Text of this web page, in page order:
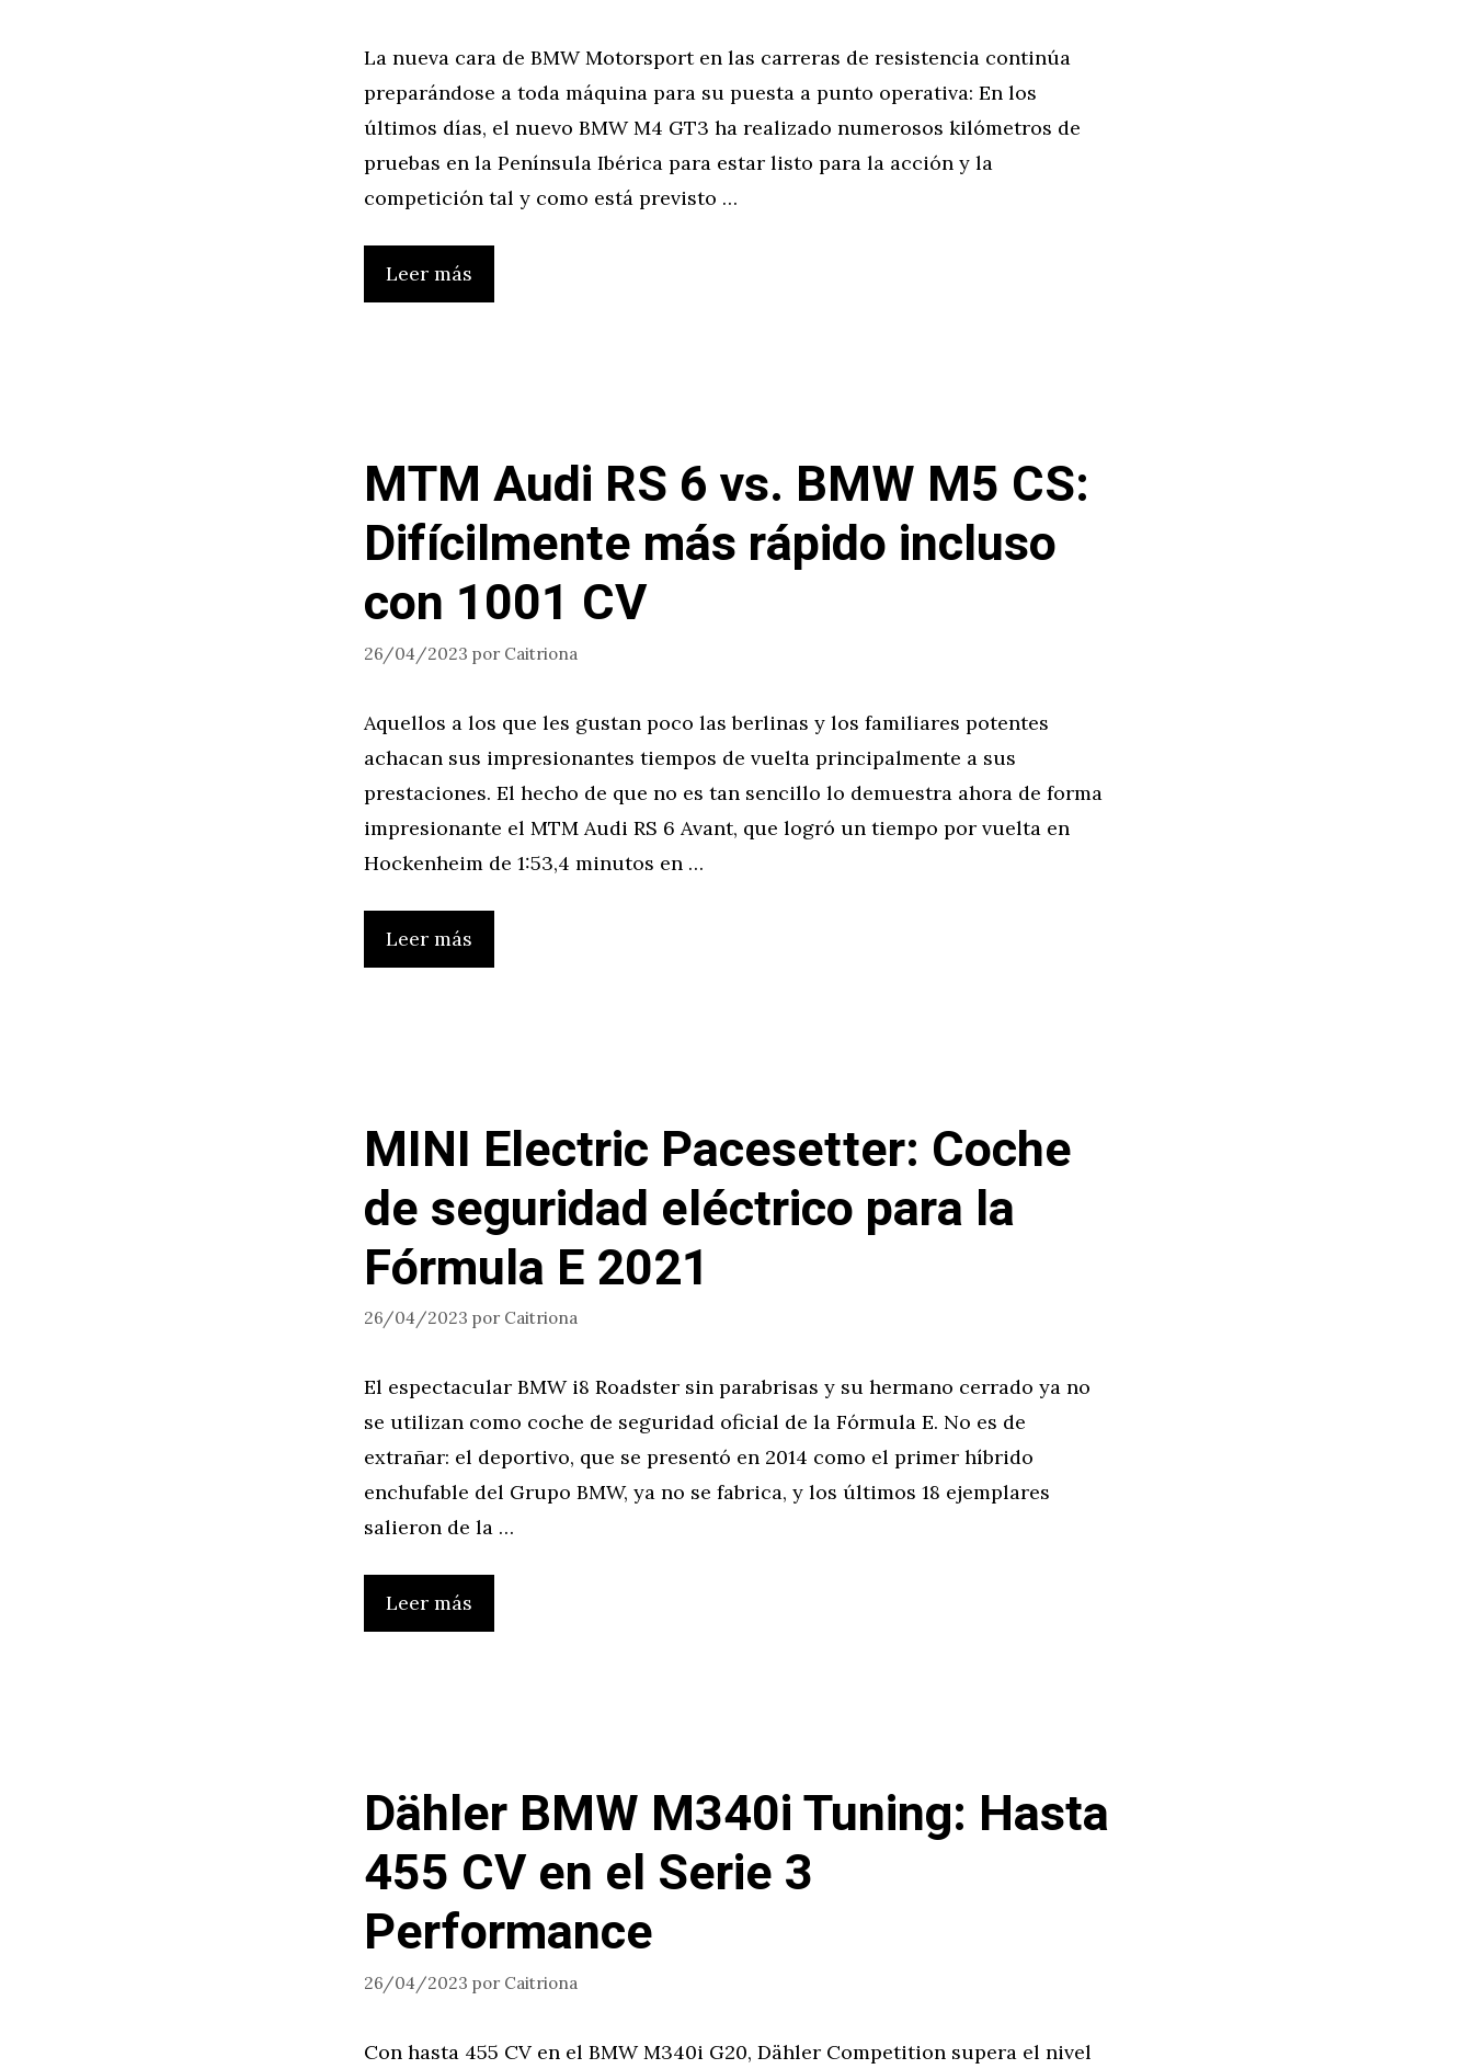
La nueva cara de BMW Motorsport en las carreras de resistencia continúa
preparándose a toda máquina para su puesta a punto operativa: En los
últimos días, el nuevo BMW M4 GT3 ha realizado numerosos kilómetros de
pruebas en la Península Ibérica para estar listo para la acción y la
competición tal y como está previsto …
Leer más
MTM Audi RS 6 vs. BMW M5 CS:
Difícilmente más rápido incluso
con 1001 CV
26/04/2023 por Caitriona
Aquellos a los que les gustan poco las berlinas y los familiares potentes
achacan sus impresionantes tiempos de vuelta principalmente a sus
prestaciones. El hecho de que no es tan sencillo lo demuestra ahora de forma
impresionante el MTM Audi RS 6 Avant, que logró un tiempo por vuelta en
Hockenheim de 1:53,4 minutos en …
Leer más
MINI Electric Pacesetter: Coche
de seguridad eléctrico para la
Fórmula E 2021
26/04/2023 por Caitriona
El espectacular BMW i8 Roadster sin parabrisas y su hermano cerrado ya no
se utilizan como coche de seguridad oficial de la Fórmula E. No es de
extrañar: el deportivo, que se presentó en 2014 como el primer híbrido
enchufable del Grupo BMW, ya no se fabrica, y los últimos 18 ejemplares
salieron de la …
Leer más
Dähler BMW M340i Tuning: Hasta
455 CV en el Serie 3
Performance
26/04/2023 por Caitriona
Con hasta 455 CV en el BMW M340i G20, Dähler Competition supera el nivel